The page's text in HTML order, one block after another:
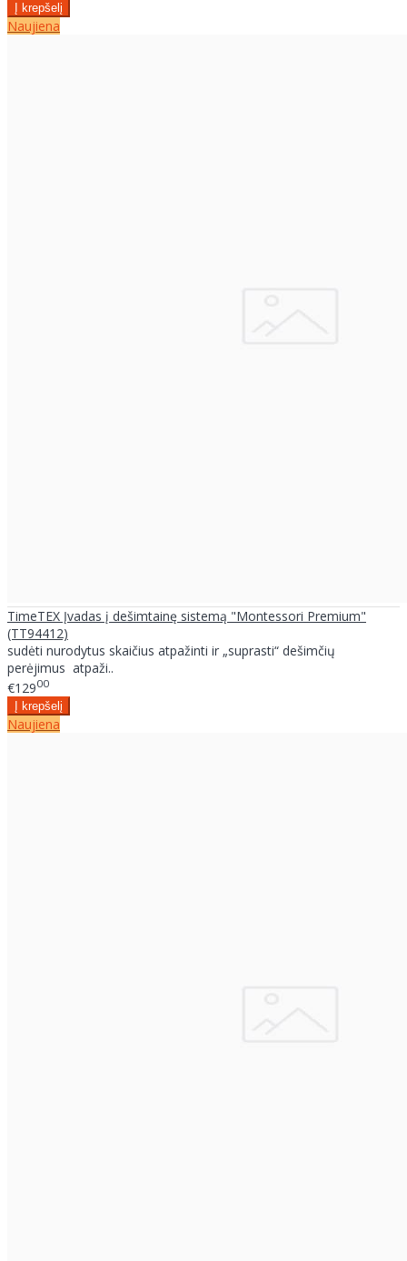
Naujiena
TimeTEX Įvadas į dešimtainę sistemą "Montessori Premium"
(TT94412)
sudėti nurodytus skaičius atpažinti ir „suprasti“ dešimčių
perėjimus atpaži..
€12900
Naujiena